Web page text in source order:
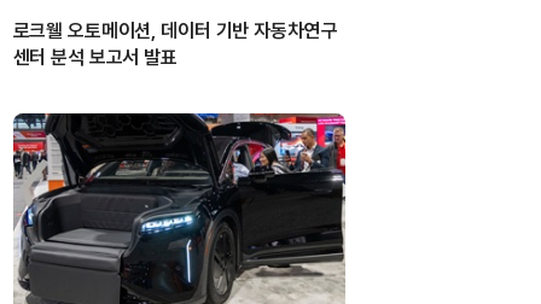
로크웰 오토메이션, 데이터 기반 자동차연구
센터 분석 보고서 발표